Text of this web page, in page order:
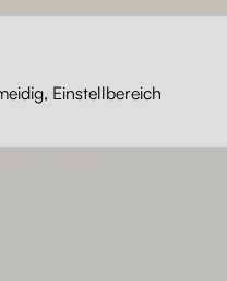
Einstellbereich